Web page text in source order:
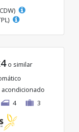
o similar
acondicionado
4 3